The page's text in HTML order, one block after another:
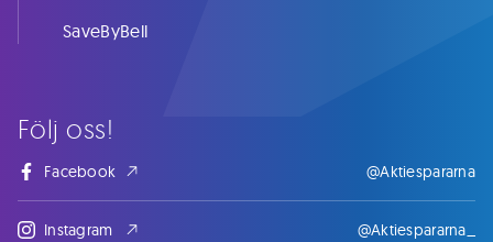
Följ oss!
Facebook @Aktiespararna
Instagram @Aktiespararna_
SaveByBell